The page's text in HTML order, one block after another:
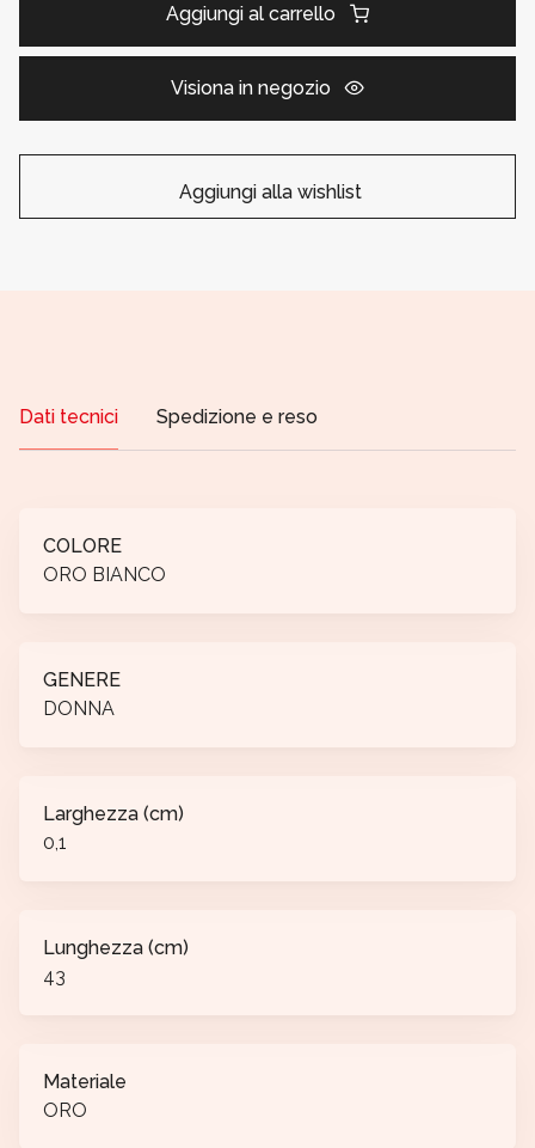
Aggiungi al carrello
Visiona in negozio
Aggiungi alla wishlist
Dati tecnici Spedizione e reso
COLORE
ORO BIANCO
GENERE
DONNA
Larghezza (cm)
0,1
Lunghezza (cm)
43
Materiale
ORO